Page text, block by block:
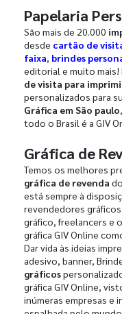
Papelaria
São mais de 20.000
desde cartão de
faixa, brindes
editorial e muito mais!
de visita para
personalizados para
Gráfica em São paulo
todo o Brasil é a GIV
Gráfica de
Temos os melhores
gráfica de revenda
está sempre à
revendedores
gráfico, freelancers e
gráfica GIV Online
Dar vida às ideias
adesivo, banner,
gráficos
gráfica GIV Online,
inúmeras empresas e